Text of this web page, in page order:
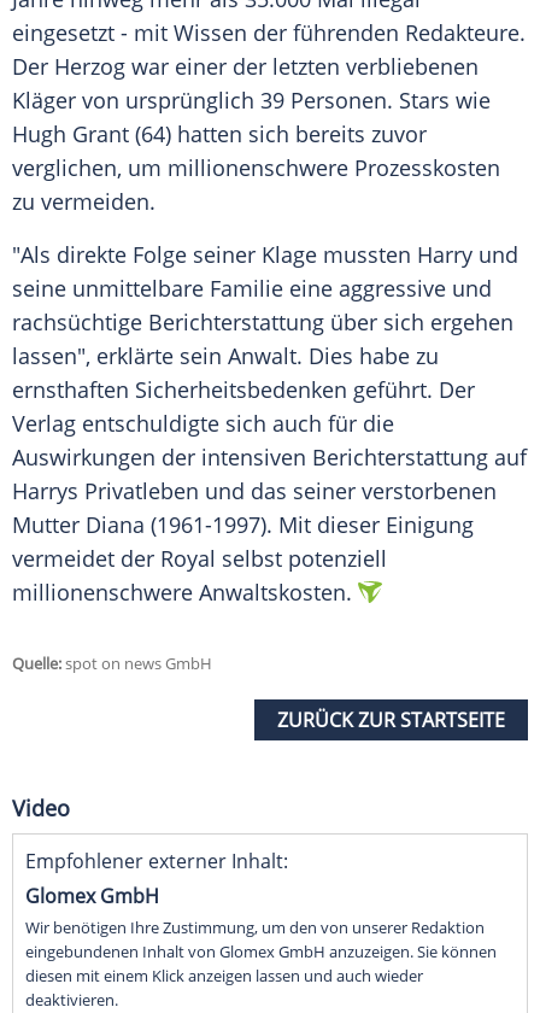
eingesetzt - mit Wissen der führenden Redakteure.
Der Herzog war einer der letzten verbliebenen
Kläger von ursprünglich 39 Personen. Stars wie
Hugh Grant (64) hatten sich bereits zuvor
verglichen, um millionenschwere Prozesskosten
zu vermeiden.
"Als direkte Folge seiner Klage mussten Harry und
seine unmittelbare Familie eine aggressive und
rachsüchtige Berichterstattung über sich ergehen
lassen", erklärte sein Anwalt. Dies habe zu
ernsthaften Sicherheitsbedenken geführt. Der
Verlag entschuldigte sich auch für die
Auswirkungen der intensiven Berichterstattung auf
Harrys Privatleben und das seiner verstorbenen
Mutter Diana (1961-1997). Mit dieser Einigung
vermeidet der Royal selbst potenziell
millionenschwere Anwaltskosten.
Quelle:spot on news GmbH
ZURÜCK ZUR STARTSEITE
Video
Empfohlener externer Inhalt:
Glomex GmbH
Wir benötigen Ihre Zustimmung, um den von unserer Redaktion
eingebundenen Inhalt von Glomex GmbH anzuzeigen. Sie können
diesen mit einem Klick anzeigen lassen und auch wieder
deaktivieren.